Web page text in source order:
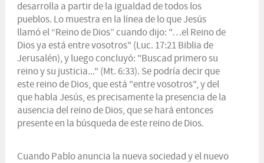
desarrolla a partir de la igualdad de todos los
pueblos. Lo muestra en la línea de lo que Jesús
llamó el “Reino de Dios” cuando dijo: "…el Reino de
Dios ya está entre vosotros" (Luc. 17:21 Biblia de
Jerusalén), y luego concluyó: "Buscad primero su
reino y su justicia..." (Mt. 6:33). Se podría decir que
este reino de Dios, que está "entre vosotros", y del
que habla Jesús, es precisamente la presencia de la
ausencia del reino de Dios, que se hará entonces
presente en la búsqueda de este reino de Dios.
Cuando Pablo anuncia la nueva sociedad y el nuevo